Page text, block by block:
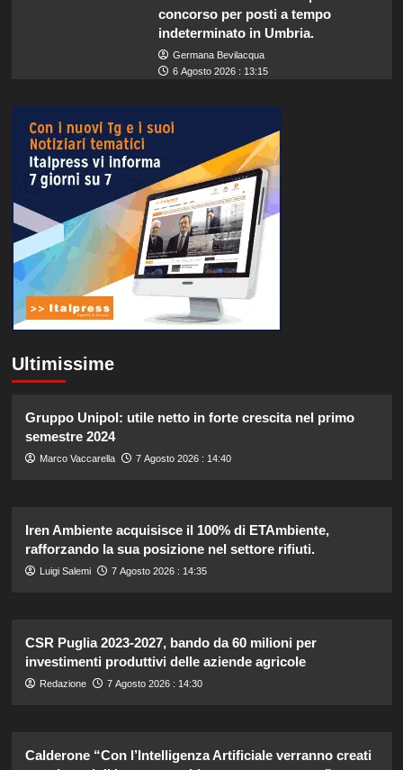
concorso per posti a tempo
indeterminato in Umbria.
Germana Bevilacqua
6 Agosto 2026 : 13:15
Ultimissime
Gruppo Unipol: utile netto in forte crescita nel primo
semestre 2024
Marco Vaccarella 7 Agosto 2026 : 14:40
Iren Ambiente acquisisce il 100% di ETAmbiente,
rafforzando la sua posizione nel settore rifiuti.
Luigi Salemi 7 Agosto 2026 : 14:35
CSR Puglia 2023-2027, bando da 60 milioni per
investimenti produttivi delle aziende agricole
Redazione 7 Agosto 2026 : 14:30
Calderone “Con l’Intelligenza Artificiale verranno creati